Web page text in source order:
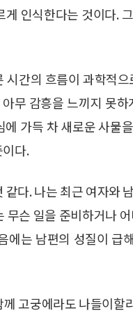
인식한다는 것이다.
간의 흐름이 과학적
무 감흥을 느끼지 못
가득 차 새로운 사물
다.
다. 나는 최근 여자와
슨 일을 준비하거나
는 남편의 성질이 급
고궁에라도 나들이할